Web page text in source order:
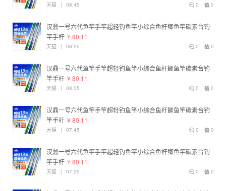
0
0
天猫 | 08:45
汉鼎一号六代鱼竿手竿超轻钓鱼竿小综合鱼杆鲫鱼竿碳素台钓
竿手杆 ¥ 80.11
0
0
天猫 | 08:25
汉鼎一号六代鱼竿手竿超轻钓鱼竿小综合鱼杆鲫鱼竿碳素台钓
竿手杆 ¥ 80.11
0
0
天猫 | 08:05
汉鼎一号六代鱼竿手竿超轻钓鱼竿小综合鱼杆鲫鱼竿碳素台钓
竿手杆 ¥ 80.11
0
0
天猫 | 07:45
汉鼎一号六代鱼竿手竿超轻钓鱼竿小综合鱼杆鲫鱼竿碳素台钓
竿手杆 ¥ 80.11
0
0
天猫 | 07:25